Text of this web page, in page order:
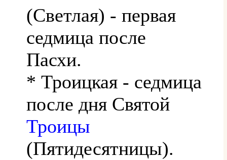
(Светлая) - первая
седмица после
Пасхи.
* Троицкая - седмица
после дня Святой
Троицы
(Пятидесятницы).